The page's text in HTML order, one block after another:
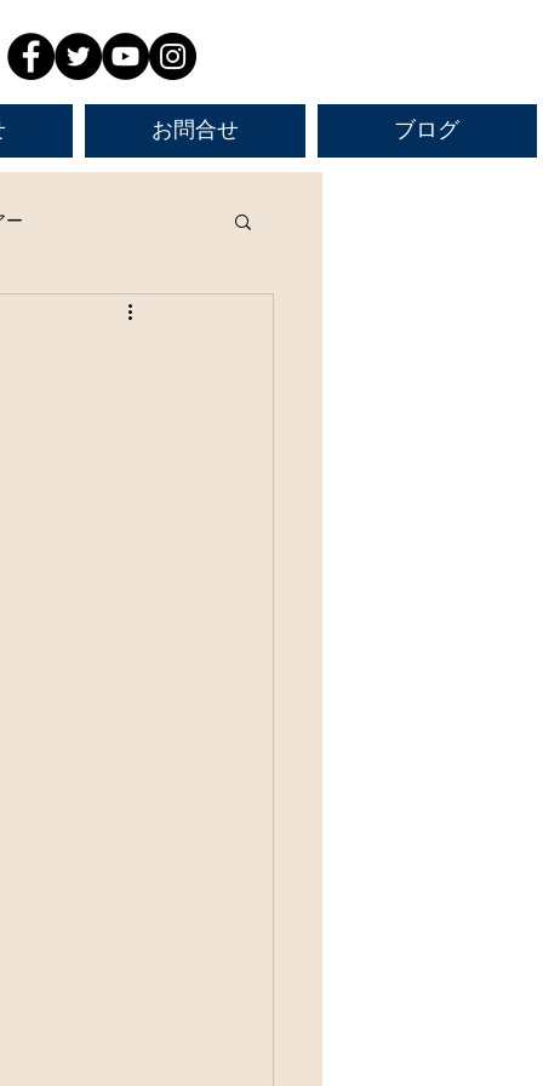
お問合せ ブログ
ー